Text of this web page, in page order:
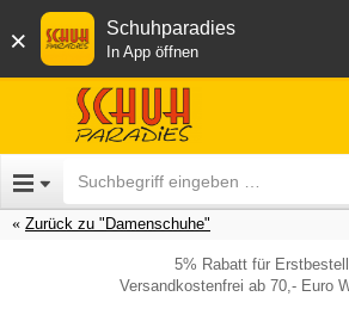
× Schuhparadies
In App öffnen
Zurück zu "Damenschuhe"
5% Rabatt für
Versandkostenfrei ab 70,- Euro